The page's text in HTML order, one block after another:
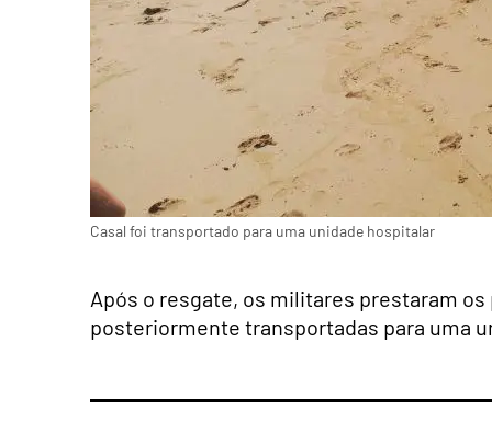
Casal foi transportado para uma unidade hospitalar
Após o resgate, os militares prestaram
posteriormente transportadas para uma